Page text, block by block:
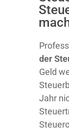
der Ste
Geld
Jahr